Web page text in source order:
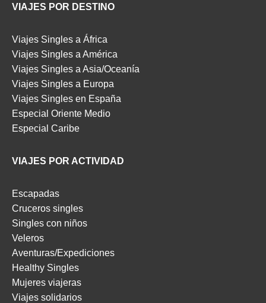
VIAJES POR DESTINO
Viajes Singles a África
Viajes Singles a América
Viajes Singles a Asia/Oceanía
Viajes Singles a Europa
Viajes Singles en España
Especial Oriente Medio
Especial Caribe
VIAJES POR ACTIVIDAD
Escapadas
Cruceros singles
Singles con niños
Veleros
Aventuras/Expediciones
Healthy Singles
Mujeres viajeras
Viajes solidarios